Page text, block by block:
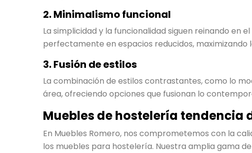
2. Minimalismo funcional
La simplicidad y la funcionalidad siguen reinando en
perfectamente en espacios reducidos, maximizando
3. Fusión de estilos
La combinación de estilos contrastantes, como lo
área, ofreciendo opciones que fusionan lo
Muebles de hostelería tendencia
En Muebles Romero, nos comprometemos con la
los muebles para hostelería. Nuestra amplia gama